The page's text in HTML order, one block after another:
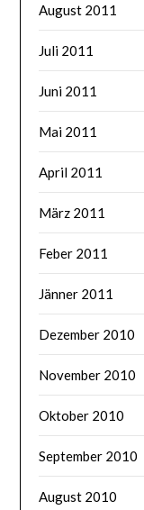
August 2011
Juli 2011
Juni 2011
Mai 2011
April 2011
März 2011
Feber 2011
Jänner 2011
Dezember 2010
November 2010
Oktober 2010
September 2010
August 2010